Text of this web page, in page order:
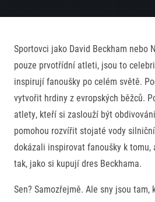
Sportovci jako David Beckham nebo
pouze prvotřídní atleti, jsou to
inspirují fanoušky po celém světě.
vytvořit hrdiny z evropských běžců.
atlety, kteří si zaslouží být
pomohou rozvířit stojaté vody
dokázali inspirovat fanoušky k
tak, jako si kupují dres Beckhama.
Sen? Samozřejmě. Ale sny jsou tam,